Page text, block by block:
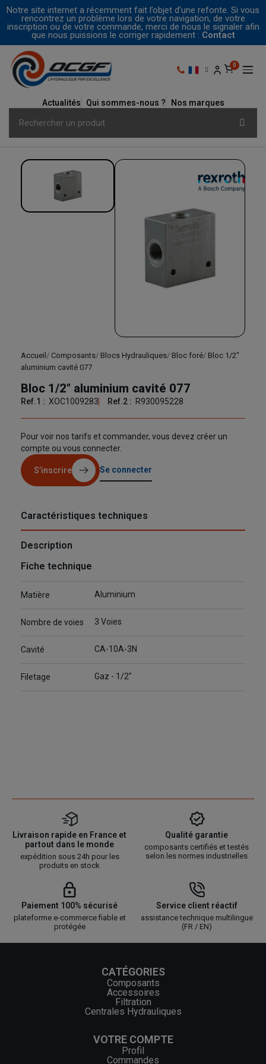
Notre site internet a récemment fait l’objet d’une refonte. Si vous
rencontrez un problème lors de votre navigation, de votre
inscription ou de votre commande, merci de nous le signaler afin
que nous puissions le corriger rapidement : Contact
Actualités Qui sommes-nous ? Nos marques
Accueil Composants Blocs Hydrauliques Bloc foré Bloc 1/2"
aluminium cavité 077
Bloc 1/2" aluminium cavité 077
Ref.1 : XOC1009283 Ref.2 : R930095228
Pour voir nos tarifs et commander, vous devez créer un
compte ou vous connecter.
S’inscrire Se connecter
Caractéristiques techniques
Description
Fiche technique
Matière Aluminium
Nombre de voies 3 Voies
Cavité CA-10A-3N
Filetage Gaz - 1/2"
Livraison rapide en France et
partout dans le monde
expédition sous 24h pour les
produits en stock
Qualité garantie
composants certifiés et testés
selon les normes industrielles
Paiement 100% sécurisé
plateforme e-commerce fiable et
protégée
Service client réactif
assistance technique multilingue
(FR / EN)
CATÉGORIES
Composants
Accessoires
Filtration
Centrales Hydrauliques
VOTRE COMPTE
Profil
Commandes